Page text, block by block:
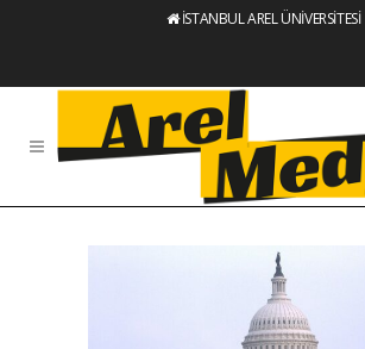
İSTANBUL AREL ÜNİVERSİTESİ